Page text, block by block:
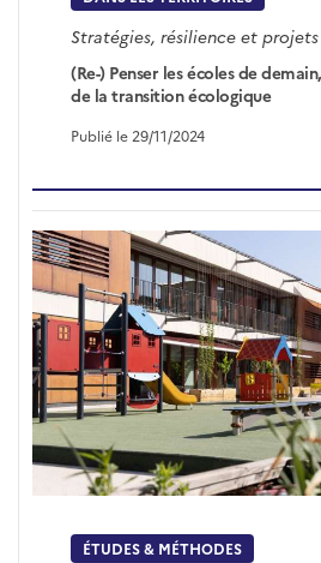
Stratégies, résilience et
(Re-) Penser les écoles de
de la transition écologique
Publié le 29/11/2024
ÉTUDES & MÉTHODES